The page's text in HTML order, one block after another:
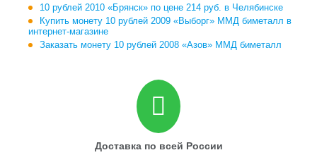
10 рублей 2010 «Брянск» по цене 214 руб. в Челябинске
Купить монету 10 рублей 2009 «Выборг» ММД биметалл в
интернет-магазине
Заказать монету 10 рублей 2008 «Азов» ММД биметалл
Доставка по всей России